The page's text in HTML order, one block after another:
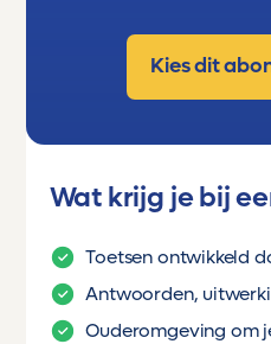
Kies dit
Wat krijg je bij
Toetsen ontwikkeld
Antwoorden,
Ouderomgeving om